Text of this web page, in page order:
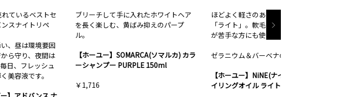
ブリーチして手に入れたホワイトヘア
を長く楽しむ、黄ばみ抑えのパープ
【ホーユー】SOMARCA(ソマルカ) カラ
ーシャンプー PURPLE 150ml
ほどよく軽さのあるツヤ感が持続する
「ライト」。軟毛の方、スタイリング
が苦手な方にも使いやすい。
ゼラニウム＆バーベナの香り
【ホーユー】NiNE(ナイン) マルチスタ
イリングオイル ライト 100ml